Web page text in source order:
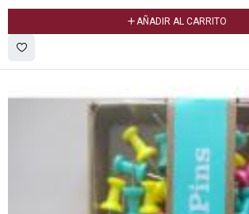
AÑADIR AL CARRITO